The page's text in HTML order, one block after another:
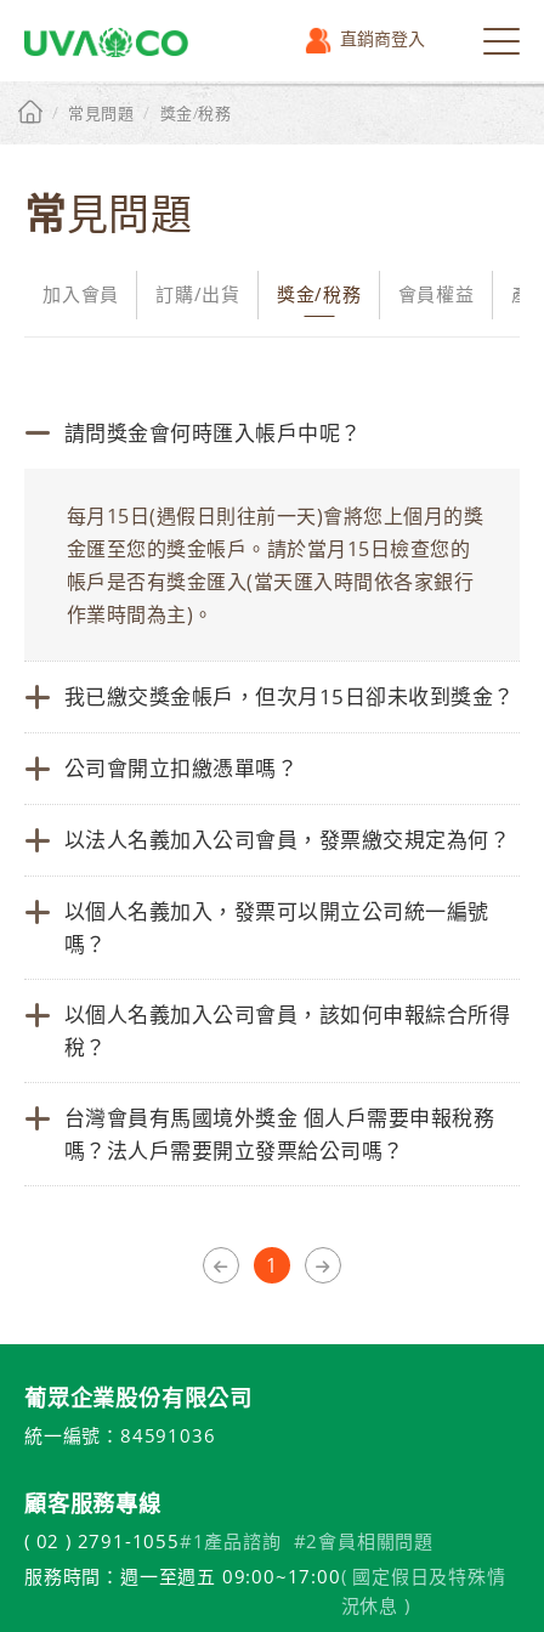
直銷商登入
選
單
/ 常見問題 / 獎金/稅務
常見問題
加入會員 訂購/出貨 獎金/稅務 會員權益 產
請問獎金會何時匯入帳戶中呢？
每月15日(遇假日則往前一天)會將您上個月的獎
金匯至您的獎金帳戶。請於當月15日檢查您的
帳戶是否有獎金匯入(當天匯入時間依各家銀行
作業時間為主)。
我已繳交獎金帳戶，但次月15日卻未收到獎金？
公司會開立扣繳憑單嗎？
以法人名義加入公司會員，發票繳交規定為何？
以個人名義加入，發票可以開立公司統一編號
嗎？
以個人名義加入公司會員，該如何申報綜合所得
稅？
台灣會員有馬國境外獎金 個人戶需要申報稅務
嗎？法人戶需要開立發票給公司嗎？
1
葡眾企業股份有限公司
統一編號：84591036
顧客服務專線
( 02 ) 2791-1055#1產品諮詢 #2會員相關問題
服務時間：週一至週五 09:00~17:00( 國定假日及特殊情
況休息 )